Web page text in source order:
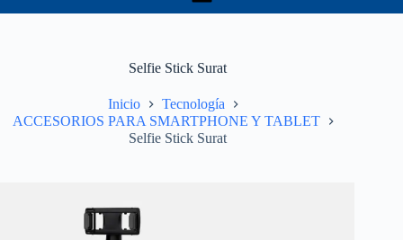
Selfie Stick Surat
Inicio
Tecnología
ACCESORIOS PARA SMARTPHONE Y TABLET
Selfie Stick Surat